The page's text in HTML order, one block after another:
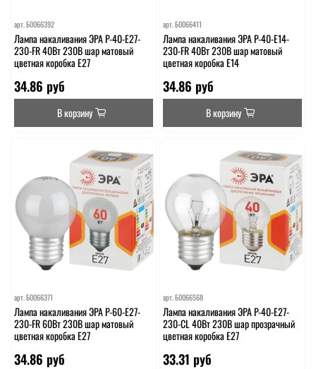
арт.Б0066392
Лампа накаливания ЭРА P-40-E27-
230-FR 40Вт 230В шар матовый
цветная коробка Е27
34.86 руб
В корзину
арт. Б0066411
Лампа накаливания ЭРА P-40-E14-
230-FR 40Вт 230В шар матовый
цветная коробка Е14
34.86 руб
В корзину
арт.Б0066371
Лампа накаливания ЭРА P-60-E27-
230-FR 60Вт 230В шар матовый
цветная коробка Е27
34.86 руб
арт. Б0066568
Лампа накаливания ЭРА P-40-E27-
230-CL 40Вт 230В шар прозрачный
цветная коробка Е27
33.31 руб